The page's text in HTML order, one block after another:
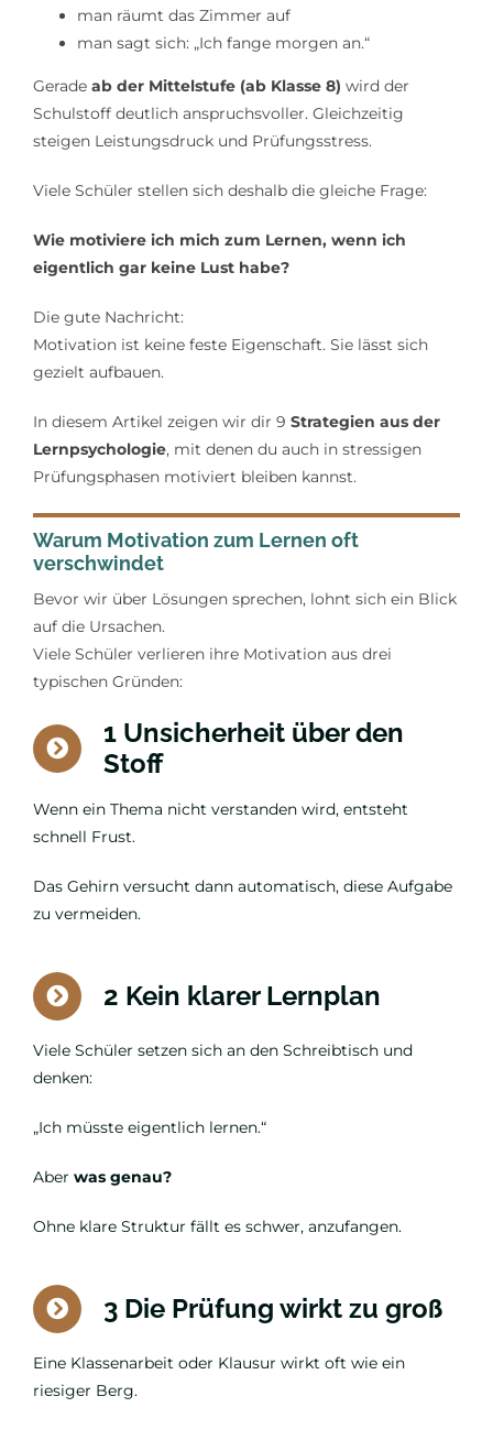
man räumt das Zimmer auf
man sagt sich: „Ich fange morgen an.“
Gerade ab der Mittelstufe (ab Klasse 8) wird der
Schulstoff deutlich anspruchsvoller. Gleichzeitig
steigen Leistungsdruck und Prüfungsstress.
Viele Schüler stellen sich deshalb die gleiche Frage:
Wie motiviere ich mich zum Lernen, wenn ich
eigentlich gar keine Lust habe?
Die gute Nachricht:
Motivation ist keine feste Eigenschaft. Sie lässt sich
gezielt aufbauen.
In diesem Artikel zeigen wir dir 9 Strategien aus der
Lernpsychologie, mit denen du auch in stressigen
Prüfungsphasen motiviert bleiben kannst.
Warum Motivation zum Lernen oft
verschwindet
Bevor wir über Lösungen sprechen, lohnt sich ein Blick
auf die Ursachen.
Viele Schüler verlieren ihre Motivation aus drei
typischen Gründen:
1 Unsicherheit über den
Stoff
Wenn ein Thema nicht verstanden wird, entsteht
schnell Frust.
Das Gehirn versucht dann automatisch, diese Aufgabe
zu vermeiden.
2 Kein klarer Lernplan
Viele Schüler setzen sich an den Schreibtisch und
denken:
„Ich müsste eigentlich lernen.“
Aber was genau?
Ohne klare Struktur fällt es schwer, anzufangen.
3 Die Prüfung wirkt zu groß
Eine Klassenarbeit oder Klausur wirkt oft wie ein
riesiger Berg.